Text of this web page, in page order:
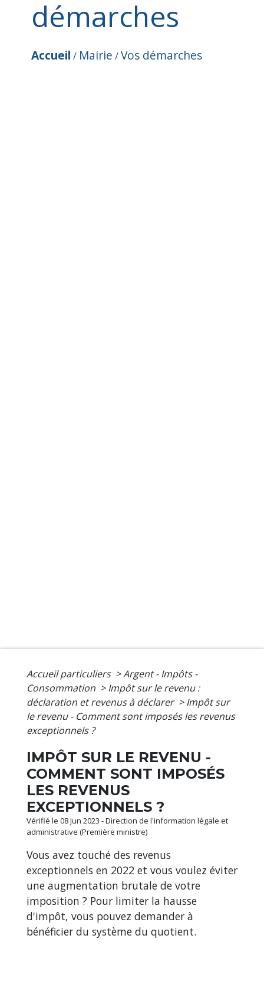
démarches
Accueil / Mairie /Vos démarches
Accueil particuliers >Argent - Impôts -
Consommation > Impôt sur le revenu :
déclaration et revenus à déclarer > Impôt sur
le revenu - Comment sont imposés les revenus
exceptionnels ?
IMPÔT SUR LE REVENU -
COMMENT SONT IMPOSÉS
LES REVENUS
EXCEPTIONNELS ?
Vérifié le 08 Jun 2023 - Direction de l'information légale et
administrative (Première ministre)
Vous avez touché des revenus
exceptionnels en 2022 et vous voulez éviter
une augmentation brutale de votre
imposition ? Pour limiter la hausse
d'impôt, vous pouvez demander à
bénéficier du système du quotient.